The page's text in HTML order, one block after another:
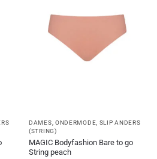
DAMES ONDERMODE SLIP ANDERS
(STRING)
MAGIC Bodyfashion Bare to go
String peach